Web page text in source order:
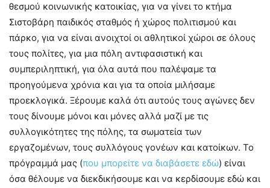
θεσμού κοινωνικής κατοικίας, για να γίνει το κτήμα
Σιστοβάρη παιδικός σταθμός ή χώρος πολιτισμού και
πάρκο, για να είναι ανοιχτοί οι αθλητικοί χώροι σε όλους
τους πολίτες, για μια πόλη αντιφασιστική και
συμπεριληπτική, για όλα αυτά που παλέψαμε τα
προηγούμενα χρόνια και για τα οποία μιλήσαμε
προεκλογικά. Ξέρουμε καλά ότι αυτούς τους αγώνες δεν
τους δίνουμε μόνοι και μόνες αλλά μαζί με τις
συλλογικότητες της πόλης, τα σωματεία των
εργαζομένων, τους συλλόγους γονέων και κατοίκων. Το
πρόγραμμά μας (που μπορείτε να διαβάσετε εδώ) είναι
όσα θέλουμε να διεκδικήσουμε και να κερδίσουμε εδώ και